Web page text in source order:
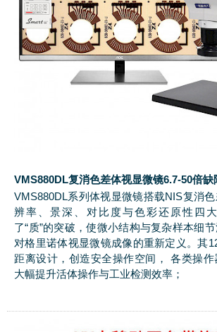
VMS880DL复消色差体视显微镜6.7-50倍缺
VMS880DL系列体视显微镜搭载NIS复消
辨率、景深、对比度与色彩还原性四
了“质”的突破，使微小结构与复杂样本细
对格里诺体视显微镜成像的重新定义。其
距离设计，创造安全操作空间， 各类操作
大幅提升活体操作与工业检测效率；